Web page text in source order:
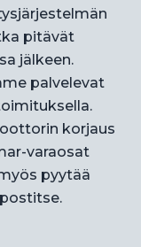
pitävät
jälkeen.
palvelevat
korjaus
varaosat
pyytää